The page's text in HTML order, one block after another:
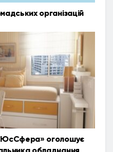
організацій
оголошує